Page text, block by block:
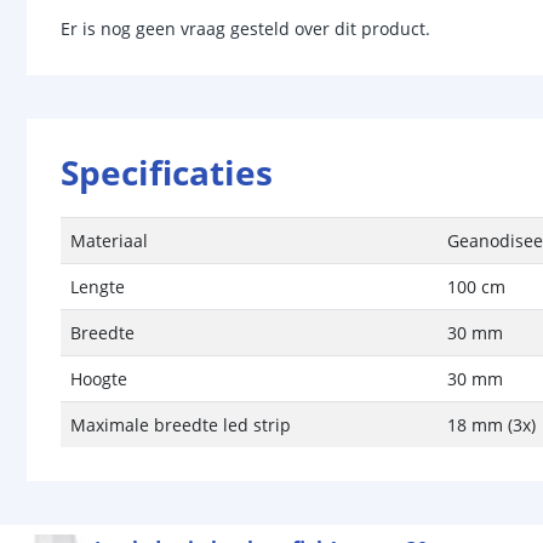
Er is nog geen vraag gesteld over dit product.
Specificaties
Materiaal
Lengte
100 cm
Breedte
30 mm
Hoogte
30 mm
Maximale breedte led strip
18 mm (3x)